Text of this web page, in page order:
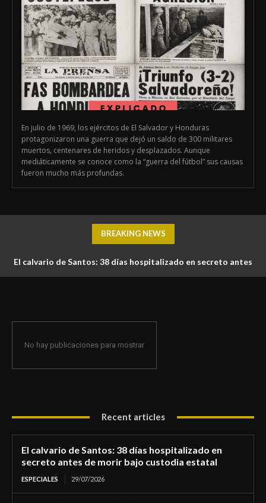
En julio de 1969, los ejércitos de El Salvador y Honduras
protagonizaron una guerra que dejó un saldo de 300 militares
muertos, centenares de heridos y desplazados. Aunque
mediáticamente se conoce como la “guerra del fútbol” sus causas
fueron mucho más profundas.
BREAKING NEWS
El calvario de Santos: 38 días hospitalizado en secreto antes
No hay publicaciones para mostrar
Recent articles
El calvario de Santos: 38 días hospitalizado en
secreto antes de morir bajo custodia estatal
ESPECIALES 29/07/2026